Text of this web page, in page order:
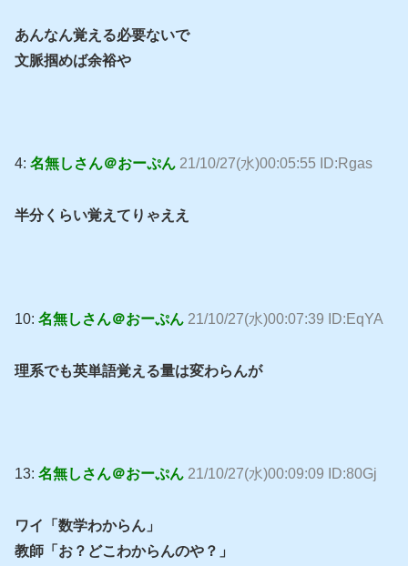
あんなん覚える必要ないで
文脈掴めば余裕や
4: 名無しさん＠おーぷん 21/10/27(水)00:05:55 ID:Rgas
半分くらい覚えてりゃええ
10: 名無しさん＠おーぷん 21/10/27(水)00:07:39 ID:EqYA
理系でも英単語覚える量は変わらんが
13: 名無しさん＠おーぷん 21/10/27(水)00:09:09 ID:80Gj
ワイ「数学わからん」
教師「お？どこわからんのや？」